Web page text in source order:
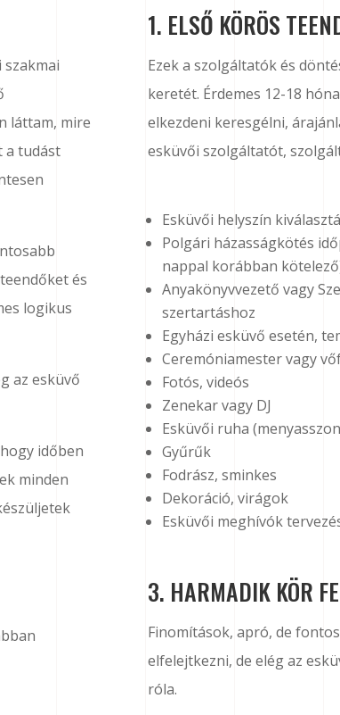
láttam, mire
a tudást
és
logikus
az esküvő
időben
minden
1. ELSŐ KÖRÖS
Ezek a szolgáltatók és
keretét. Érdemes 12-18
elkezdeni keresgélni,
esküvői szolgáltatót,
Esküvői helyszín
Polgári házasságkötés
nappal korábban
Anyakönyvvezető vagy
szertartáshoz
Egyházi esküvő esetén,
Ceremóniamester vagy
Fotós, videós
Zenekar vagy DJ
Esküvői ruha
Gyűrűk
Fodrász, sminkes
Dekoráció, virágok
Esküvői meghívók
3. HARMADIK KÖR
Finomítások, apró, de
elfelejtkezni, de elég az
róla.